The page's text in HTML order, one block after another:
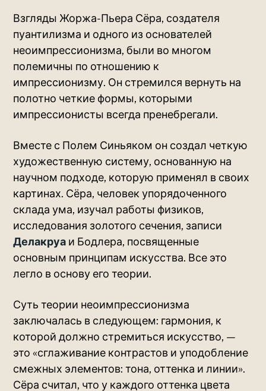
Взгляды Жоржа-Пьера Сёра, создателя
пуантилизма и одного из основателей
неоимпрессионизма, были во многом
полемичны по отношению к
импрессионизму. Он стремился вернуть на
полотно четкие формы, которыми
импрессионисты всегда пренебрегали.
Вместе с Полем Синьяком он создал четкую
художественную систему, основанную на
научном подходе, которую применял в своих
картинах. Сёра, человек упорядоченного
склада ума, изучал работы физиков,
исследования золотого сечения, записи
Делакруа и Бодлера, посвященные
основным принципам искусства. Все это
легло в основу его теории.
Суть теории неоимпрессионизма
заключалась в следующем: гармония, к
которой должно стремиться искусство, —
это «сглаживание контрастов и уподобление
смежных элементов: тона, оттенка и линии».
Сёра считал, что у каждого оттенка цвета